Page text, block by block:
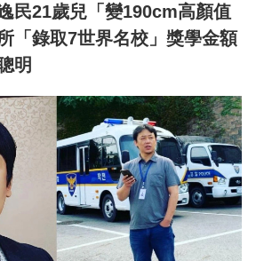
民21歲兒「變190cm高顏值
「錄取7世界名校」獎學金額
明